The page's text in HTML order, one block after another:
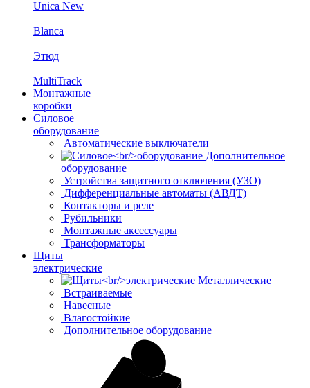
Unica New
Blanca
Этюд
MultiTrack
Монтажные
коробки
Силовое
оборудование
Автоматические выключатели
Дополнительное
оборудование
Устройства защитного отключения (УЗО)
Дифференциальные автоматы (АВДТ)
Контакторы и реле
Рубильники
Монтажные аксессуары
Трансформаторы
Щиты
электрические
Металлические
Встраиваемые
Навесные
Влагостойкие
Дополнительное оборудование